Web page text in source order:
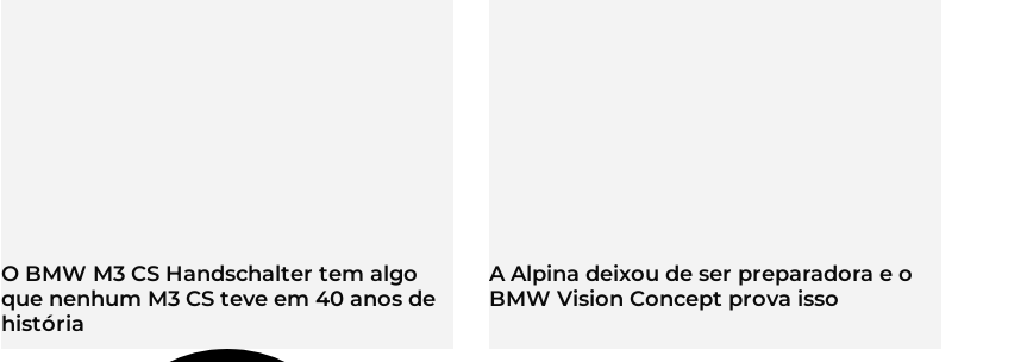
O BMW M3 CS Handschalter tem algo
que nenhum M3 CS teve em 40 anos de
história
A Alpina deixou de ser preparadora e o
BMW Vision Concept prova isso